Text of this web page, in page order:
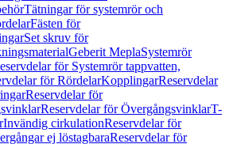
Tätningar för systemrör och
Fästen för
Set skruv för
Geberit MeplaSystemrör
för Systemrör tappvatten,
för RördelarKopplingarReservdelar
Reservdelar för
Reservdelar för ÖvergångsvinklarT-
Invändig cirkulationReservdelar för
ej löstagbaraReservdelar för